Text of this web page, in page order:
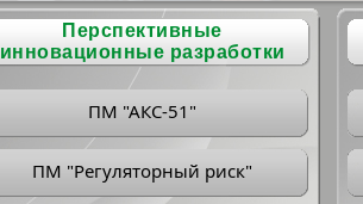
Перспективные
инновационные разработки
ПМ "АКС-51"
ПМ "Регуляторный риск"